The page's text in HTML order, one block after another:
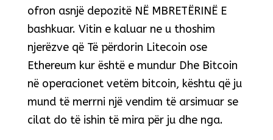
ofron asnjë depozitë NË MBRETËRINË E
bashkuar. Vitin e kaluar ne u thoshim
njerëzve që Të përdorin Litecoin ose
Ethereum kur është e mundur Dhe Bitcoin
në operacionet vetëm bitcoin, kështu që ju
mund të merrni një vendim të arsimuar se
cilat do të ishin të mira për ju dhe nga.